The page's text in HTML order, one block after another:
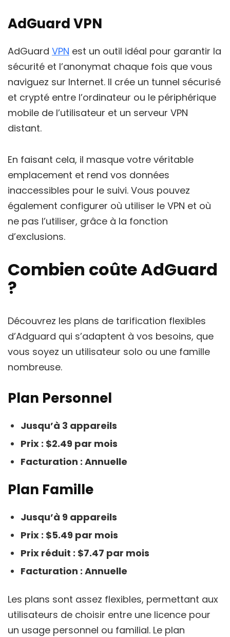
AdGuard VPN
AdGuard VPN est un outil idéal pour garantir la
sécurité et l’anonymat chaque fois que vous
naviguez sur Internet. Il crée un tunnel sécurisé
et crypté entre l’ordinateur ou le périphérique
mobile de l’utilisateur et un serveur VPN
distant.
En faisant cela, il masque votre véritable
emplacement et rend vos données
inaccessibles pour le suivi. Vous pouvez
également configurer où utiliser le VPN et où
ne pas l’utiliser, grâce à la fonction
d’exclusions.
Combien coûte AdGuard
?
Découvrez les plans de tarification flexibles
d’Adguard qui s’adaptent à vos besoins, que
vous soyez un utilisateur solo ou une famille
nombreuse.
Plan Personnel
Jusqu’à 3 appareils
Prix : $2.49 par mois
Facturation : Annuelle
Plan Famille
Jusqu’à 9 appareils
Prix : $5.49 par mois
Prix réduit : $7.47 par mois
Facturation : Annuelle
Les plans sont assez flexibles, permettant aux
utilisateurs de choisir entre une licence pour
un usage personnel ou familial. Le plan